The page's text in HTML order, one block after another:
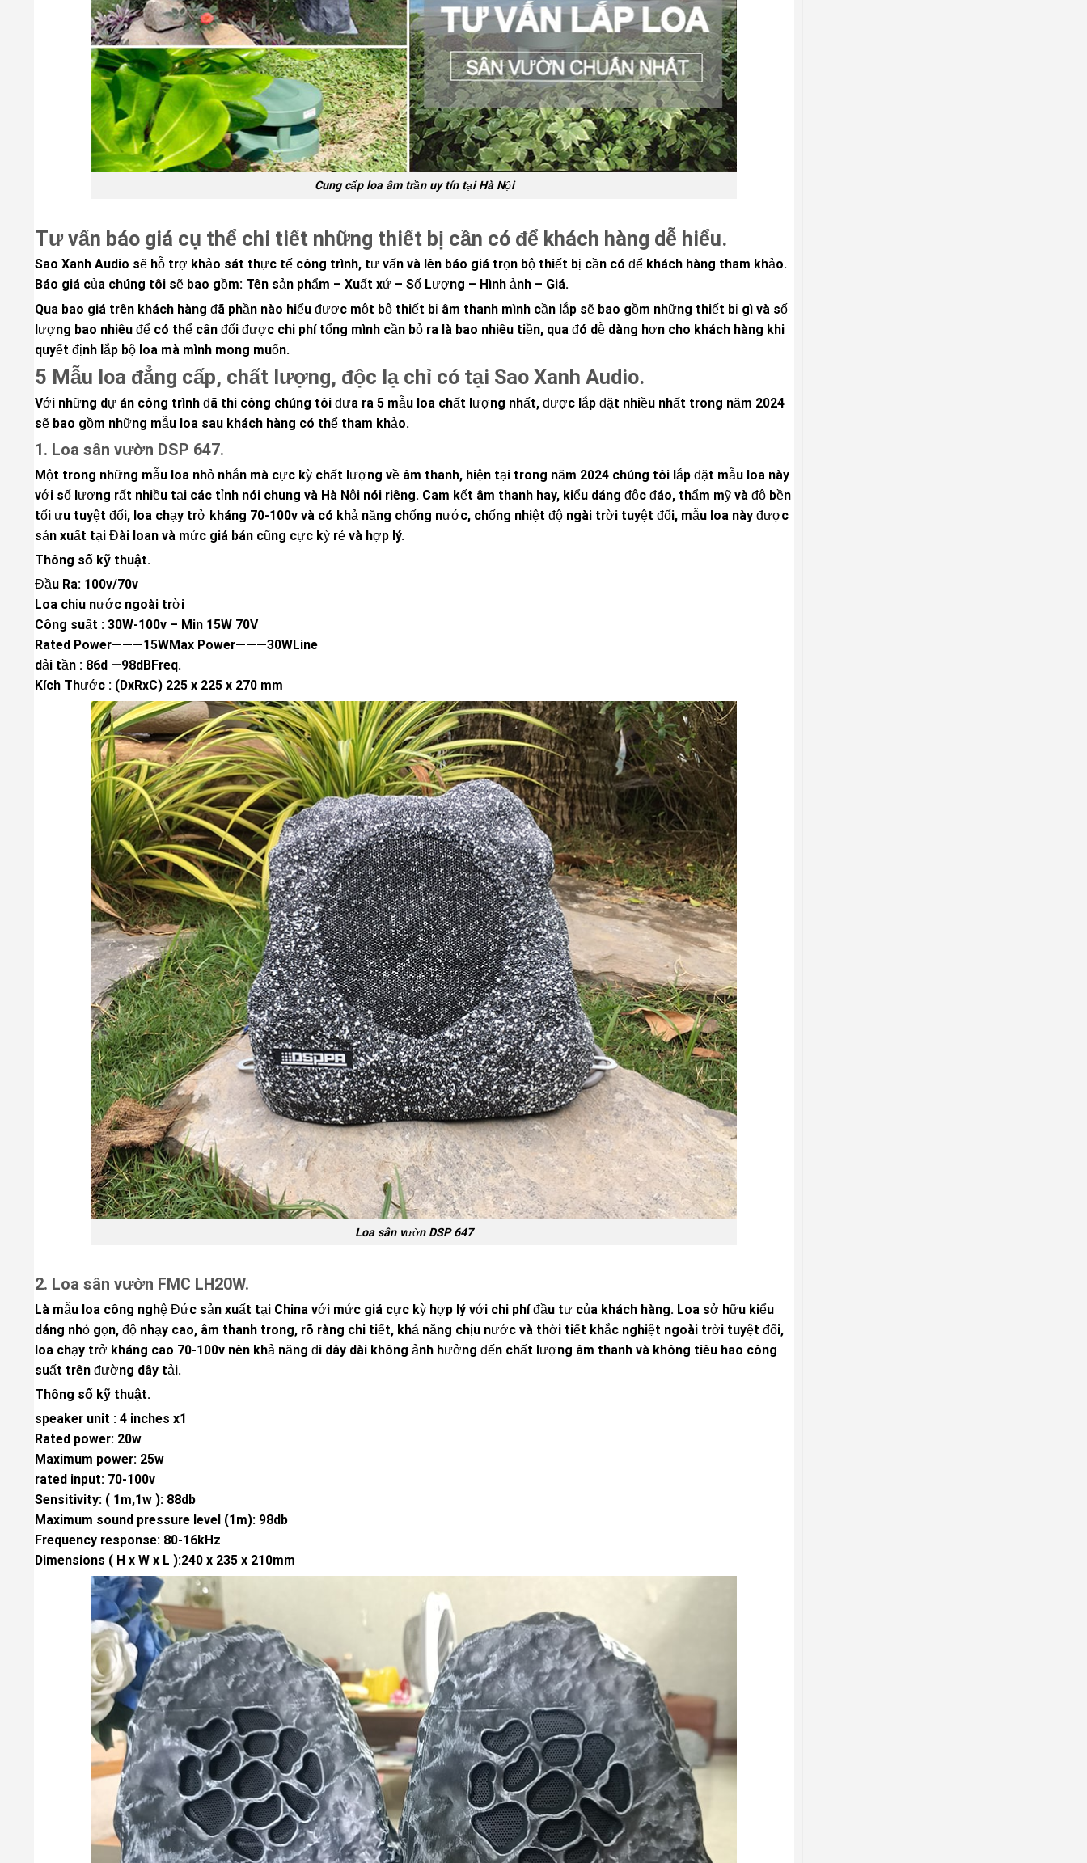
Cung cấp loa âm trần uy tín tại Hà Nội
Tư vấn báo giá cụ thể chi tiết những thiết bị cần có để khách hàng dễ hiểu.
Sao Xanh Audio sẽ hỗ trợ khảo sát thực tế công trình, tư vấn và lên báo giá trọn bộ thiết bị cần có để khách hàng tham khảo.
Báo giá của chúng tôi sẽ bao gồm: Tên sản phẩm – Xuất xứ – Số Lượng – Hình ảnh – Giá.
Qua bao giá trên khách hàng đã phần nào hiểu được một bộ thiết bị âm thanh mình cần lắp sẽ bao gồm những thiết bị gì và số
lượng bao nhiêu để có thể cân đối được chi phí tổng mình cần bỏ ra là bao nhiêu tiền, qua đó dễ dàng hơn cho khách hàng khi
quyết định lắp bộ loa mà mình mong muốn.
5 Mẫu loa đẳng cấp, chất lượng, độc lạ chỉ có tại Sao Xanh Audio.
Với những dự án công trình đã thi công chúng tôi đưa ra 5 mẫu loa chất lượng nhất, được lắp đặt nhiều nhất trong năm 2024
sẽ bao gồm những mẫu loa sau khách hàng có thể tham khảo.
1. Loa sân vườn DSP 647.
Một trong những mẫu loa nhỏ nhắn mà cực kỳ chất lượng về âm thanh, hiện tại trong năm 2024 chúng tôi lắp đặt mẫu loa này
với số lượng rất nhiều tại các tỉnh nói chung và Hà Nội nói riêng. Cam kết âm thanh hay, kiểu dáng độc đáo, thẩm mỹ và độ bền
tối ưu tuyệt đối, loa chạy trở kháng 70-100v và có khả năng chống nước, chống nhiệt độ ngài trời tuyệt đối, mẫu loa này được
sản xuất tại Đài loan và mức giá bán cũng cực kỳ rẻ và hợp lý.
Thông số kỹ thuật.
Đầu Ra: 100v/70v
Loa chịu nước ngoài trời
Công suất : 30W-100v – Min 15W 70V
Rated Power———15WMax Power———30WLine
dải tần : 86d —98dBFreq.
Kích Thước : (DxRxC) 225 x 225 x 270 mm
Loa sân vườn DSP 647
2. Loa sân vườn FMC LH20W.
Là mẫu loa công nghệ Đức sản xuất tại China với mức giá cực kỳ hợp lý với chi phí đầu tư của khách hàng. Loa sở hữu kiểu
dáng nhỏ gọn, độ nhạy cao, âm thanh trong, rõ ràng chi tiết, khả năng chịu nước và thời tiết khắc nghiệt ngoài trời tuyệt đối,
loa chạy trở kháng cao 70-100v nên khả năng đi dây dài không ảnh hưởng đến chất lượng âm thanh và không tiêu hao công
suất trên đường dây tải.
Thông số kỹ thuật.
speaker unit : 4 inches x1
Rated power: 20w
Maximum power: 25w
rated input: 70-100v
Sensitivity: ( 1m,1w ): 88db
Maximum sound pressure level (1m): 98db
Frequency response: 80-16kHz
Dimensions ( H x W x L ):240 x 235 x 210mm